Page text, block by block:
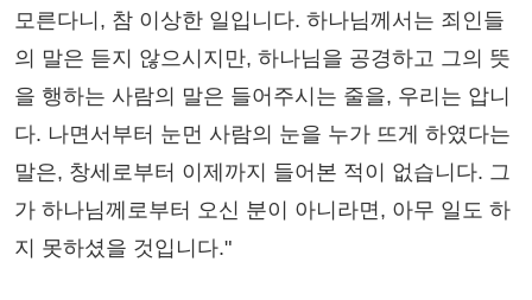
모른다니, 참 이상한 일입니다. 하나님께서는 죄인들
의 말은 듣지 않으시지만, 하나님을 공경하고 그의 뜻
을 행하는 사람의 말은 들어주시는 줄을, 우리는 압니
다. 나면서부터 눈먼 사람의 눈을 누가 뜨게 하였다는
말은, 창세로부터 이제까지 들어본 적이 없습니다. 그
가 하나님께로부터 오신 분이 아니라면, 아무 일도 하
지 못하셨을 것입니다."